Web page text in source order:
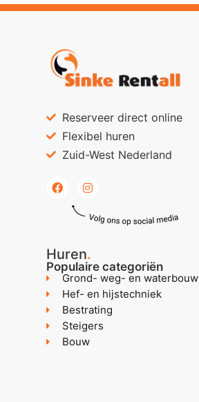
Reserveer direct online
Flexibel huren
Zuid-West Nederland
Huren.
Populaire categoriën
Grond- weg- en waterbouw
Hef- en hijstechniek
Bestrating
Steigers
Bouw